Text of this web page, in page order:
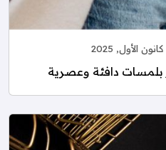
بلمسات دافئة وعصرية